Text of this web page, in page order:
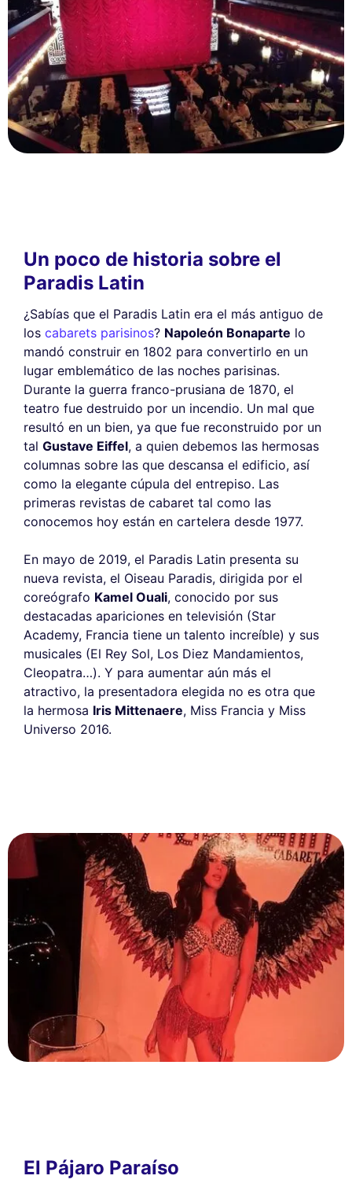
Un poco de historia sobre el
Paradis Latin
¿Sabías que el Paradis Latin era el más antiguo de
los cabarets parisinos? Napoleón Bonaparte lo
mandó construir en 1802 para convertirlo en un
lugar emblemático de las noches parisinas.
Durante la guerra franco-prusiana de 1870, el
teatro fue destruido por un incendio. Un mal que
resultó en un bien, ya que fue reconstruido por un
tal Gustave Eiffel, a quien debemos las hermosas
columnas sobre las que descansa el edificio, así
como la elegante cúpula del entrepiso. Las
primeras revistas de cabaret tal como las
conocemos hoy están en cartelera desde 1977.
En mayo de 2019, el Paradis Latin presenta su
nueva revista, el Oiseau Paradis, dirigida por el
coreógrafo Kamel Ouali, conocido por sus
destacadas apariciones en televisión (Star
Academy, Francia tiene un talento increíble) y sus
musicales (El Rey Sol, Los Diez Mandamientos,
Cleopatra…). Y para aumentar aún más el
atractivo, la presentadora elegida no es otra que
la hermosa Iris Mittenaere, Miss Francia y Miss
Universo 2016.
El Pájaro Paraíso